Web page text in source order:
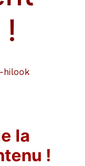
hilook
la
!